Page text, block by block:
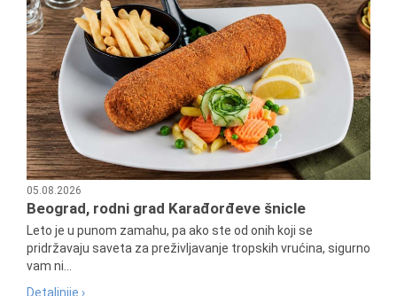
05.08.2026
Beograd, rodni grad Karađorđeve šnicle
Leto je u punom zamahu, pa ako ste od onih koji se
pridržavaju saveta za preživljavanje tropskih vrućina, sigurno
vam ni...
Detaljnije ›